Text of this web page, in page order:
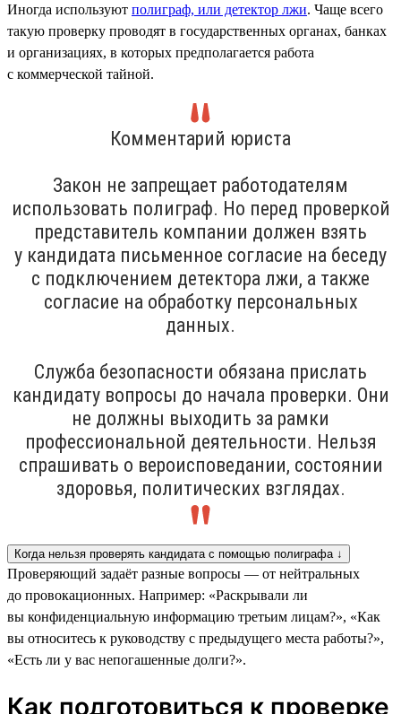
Иногда используют полиграф, или детектор лжи. Чаще всего
такую проверку проводят в государственных органах, банках
и организациях, в которых предполагается работа
с коммерческой тайной.
Комментарий юриста
Закон не запрещает работодателям
использовать полиграф. Но перед проверкой
представитель компании должен взять
у кандидата письменное согласие на беседу
с подключением детектора лжи, а также
согласие на обработку персональных
данных.
Служба безопасности обязана прислать
кандидату вопросы до начала проверки. Они
не должны выходить за рамки
профессиональной деятельности. Нельзя
спрашивать о вероисповедании, состоянии
здоровья, политических взглядах.
Когда нельзя проверять кандидата с помощью полиграфа ↓
Проверяющий задаёт разные вопросы — от нейтральных
до провокационных. Например: «Раскрывали ли
вы конфиденциальную информацию третьим лицам?», «Как
вы относитесь к руководству с предыдущего места работы?»,
«Есть ли у вас непогашенные долги?».
Как подготовиться к проверке